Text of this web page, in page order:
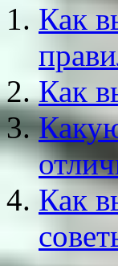
Как
Как
Как